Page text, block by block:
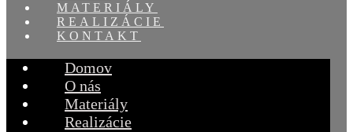
MATERIÁLY
REALIZÁCIE
KONTAKT
Domov
O nás
Materiály
Realizácie